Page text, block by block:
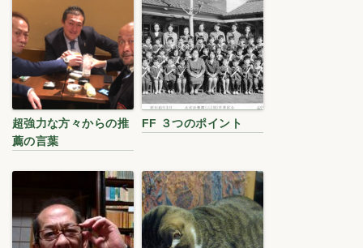
超強力な方々からの推
薦の言葉
FF ３つのポイント